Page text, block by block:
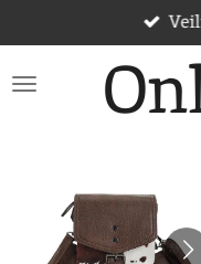
direct
naar